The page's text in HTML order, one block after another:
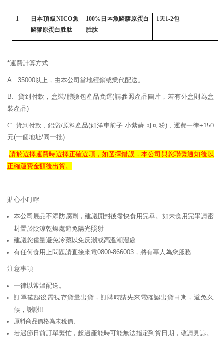
1 日本頂級NICO魚
鱗膠原蛋白胜肽
100% 日本魚鱗膠原蛋白
胜肽
1天1-2包
*運費計算方式
A. 35000以上，由本公司當地經銷或業代配送。
B. 貨到付款，盒裝/體驗包產品免運(請參照產品圖片，若有外盒則為盒
裝產品)
C. 貨到付款，鋁袋/原料產品(如洋車前子.小紫蘇.可可粉)，運費一律+150
元(一個地址/同一批)
請於選擇運費時選擇正確選項，如選擇錯誤，本公司與您聯繫通知後以
正確運費金額後出貨。
貼心小叮嚀
本公司展品不添防腐劑，建議開封後盡快食用完畢。如未食用完畢請密
封置於陰涼乾燥處避免陽光照射
建議您儘量避免冷藏以免反潮或高溫潮濕處
有任何食用上問題請直接來電0800-866003，將有專人為您服務
注意事項
一律以常溫配送。
訂單確認後需視存貨量出貨，訂購時請先來電確認出貨日期，避免久
候，謝謝!!
原料商品價格為未稅價。
若遇節日前訂單繁忙，超過產能時可能無法指定到貨日期，敬請見諒。